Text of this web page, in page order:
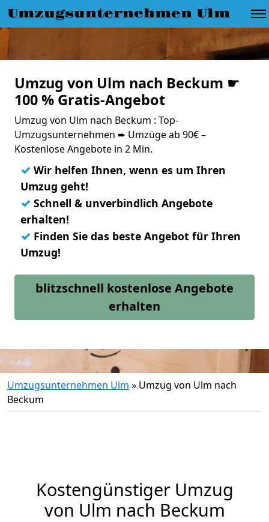
Umzugsunternehmen Ulm
Umzug von Ulm nach Beckum ☛
100 % Gratis-Angebot
Umzug von Ulm nach Beckum : Top-
Umzugsunternehmen ➨ Umzüge ab 90€ –
Kostenlose Angebote in 2 Min.
✓ Wir helfen Ihnen, wenn es um Ihren
Umzug geht!
✓ Schnell & unverbindlich Angebote
erhalten!
✓ Finden Sie das beste Angebot für Ihren
Umzug!
blitzschnell kostenlose Angebote
erhalten
Umzugsunternehmen Ulm » Umzug von Ulm nach
Beckum
Kostengünstiger Umzug
von Ulm nach Beckum